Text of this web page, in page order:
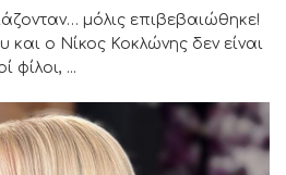
μόλις επιβεβαιώθηκε!
και ο Νίκος Κοκλώνης δεν είναι
φίλοι, ...